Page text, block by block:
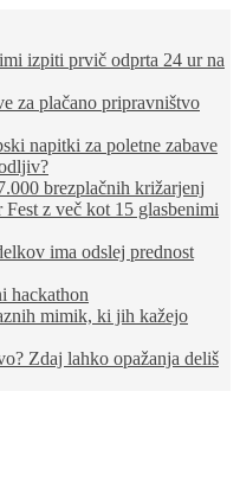
izpiti prvič odprta 24 ur na
za plačano pripravništvo
napitki za poletne zabave
brezplačnih križarjenj
z več kot 15 glasbenimi
ima odslej prednost
hackathon
mimik, ki jih kažejo
Zdaj lahko opažanja deliš